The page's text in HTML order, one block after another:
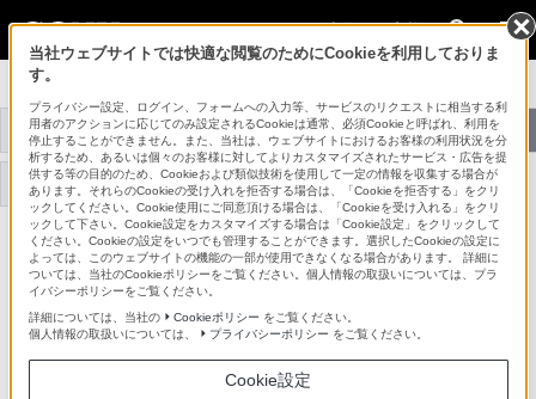
法人のお客様
メディカル関連機器
トップ
医療映像プラットフォー
ム NUCLeUS
4K対応手術映像ソリュ
ーション
商品一覧
評価レポート・事例紹介
LMD-X550MT
3D/2D対応の4K解像度医療用液晶モニター
当社ウェブサイトでは快適な閲覧のためにCookieを利用しておりま
す。
プライバシー設定、ログイン、フォームへの入力等、サービスのリクエストに相当する利
用者のアクションに応じてのみ設定されるCookieは通常、必須Cookieと呼ばれ、利用を
停止することができません。また、当社は、ウェブサイトにおけるお客様の利用状況を分
析するため、あるいは個々のお客様に対してよりカスタマイズされたサービス・広告を提
供する等の目的のため、Cookieおよび類似技術を使用して一定の情報を収集する場合が
あります。それらのCookieの受け入れを拒否する場合は、「Cookieを拒否する」をクリ
ックしてください。Cookie使用にご同意頂ける場合は、「Cookieを受け入れる」をクリ
ックして下さい。Cookie設定をカスタマイズする場合は「Cookie設定」をクリックして
ください。Cookieの設定をいつでも管理することができます。選択したCookieの設定に
よっては、このウェブサイトの機能の一部が使用できなくなる場合があります。 詳細に
ついては、当社のCookieポリシーをご覧ください。個人情報の取扱いについては、プラ
イバシーポリシーをご覧ください。
詳細については、当社の
Cookieポリシー をご覧ください。
個人情報の取扱いについては、
プライバシーポリシー をご覧ください。
Cookie設定